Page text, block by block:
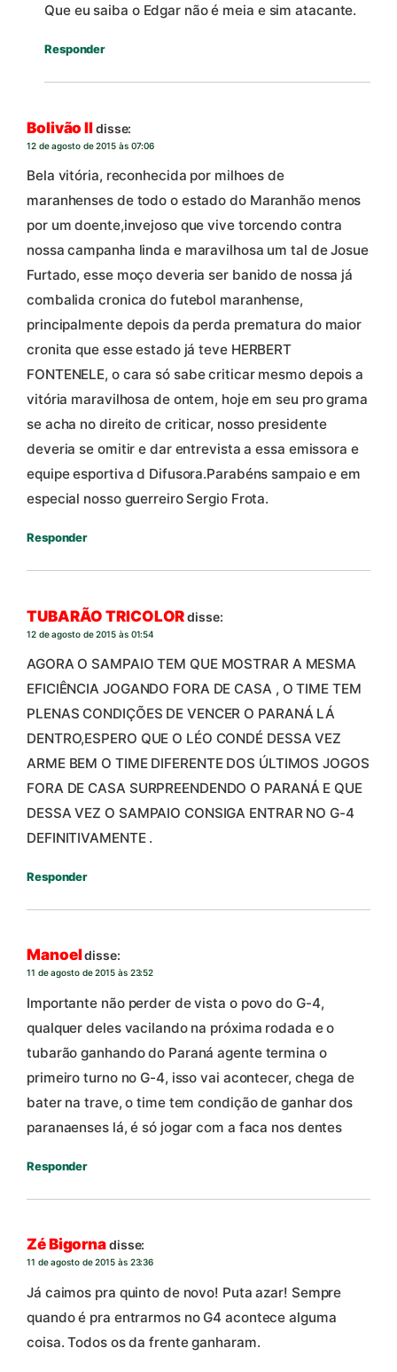
Que eu saiba o Edgar não é meia e sim atacante.
Responder
Bolivão IIdisse:
12 de agosto de 2015 às 07:06
Bela vitória, reconhecida por milhoes de
maranhenses de todo o estado do Maranhão menos
por um doente,invejoso que vive torcendo contra
nossa campanha linda e maravilhosa um tal de Josue
Furtado, esse moço deveria ser banido de nossa já
combalida cronica do futebol maranhense,
principalmente depois da perda prematura do maior
cronita que esse estado já teve HERBERT
FONTENELE, o cara só sabe criticar mesmo depois a
vitória maravilhosa de ontem, hoje em seu pro grama
se acha no direito de criticar, nosso presidente
deveria se omitir e dar entrevista a essa emissora e
equipe esportiva d Difusora.Parabéns sampaio e em
especial nosso guerreiro Sergio Frota.
Responder
TUBARÃO TRICOLORdisse:
12 de agosto de 2015 às 01:54
AGORA O SAMPAIO TEM QUE MOSTRAR A MESMA
EFICIÊNCIA JOGANDO FORA DE CASA , O TIME TEM
PLENAS CONDIÇÕES DE VENCER O PARANÁ LÁ
DENTRO,ESPERO QUE O LÉO CONDÉ DESSA VEZ
ARME BEM O TIME DIFERENTE DOS ÚLTIMOS JOGOS
FORA DE CASA SURPREENDENDO O PARANÁ E QUE
DESSA VEZ O SAMPAIO CONSIGA ENTRAR NO G-4
DEFINITIVAMENTE .
Responder
Manoeldisse:
11 de agosto de 2015 às 23:52
Importante não perder de vista o povo do G-4,
qualquer deles vacilando na próxima rodada e o
tubarão ganhando do Paraná agente termina o
primeiro turno no G-4, isso vai acontecer, chega de
bater na trave, o time tem condição de ganhar dos
paranaenses lá, é só jogar com a faca nos dentes
Responder
Zé Bigornadisse:
11 de agosto de 2015 às 23:36
Já caimos pra quinto de novo! Puta azar! Sempre
quando é pra entrarmos no G4 acontece alguma
coisa. Todos os da frente ganharam.